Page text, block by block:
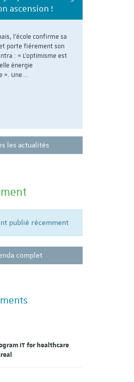
ascension !
l'école confirme sa
porte fièrement son
: « L’optimisme est
énergie
». Une...
les actualités
publié récemment
complet
IT for healthcare